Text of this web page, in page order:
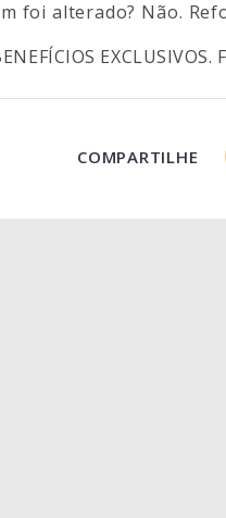
foi alterado? Não.
EXCLUSIVOS.
COMPARTILHE